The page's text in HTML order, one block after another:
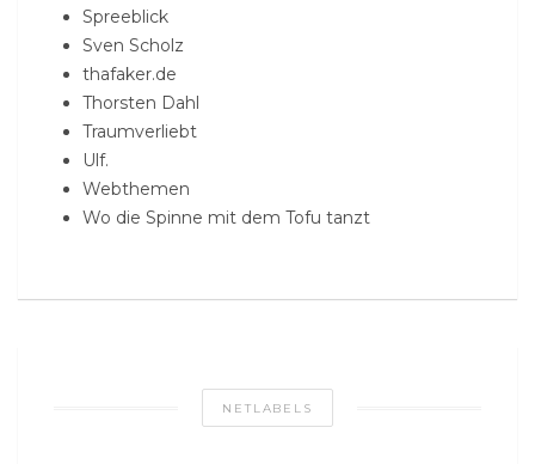
Spreeblick
Sven Scholz
thafaker.de
Thorsten Dahl
Traumverliebt
Ulf.
Webthemen
Wo die Spinne mit dem Tofu tanzt
NETLABELS